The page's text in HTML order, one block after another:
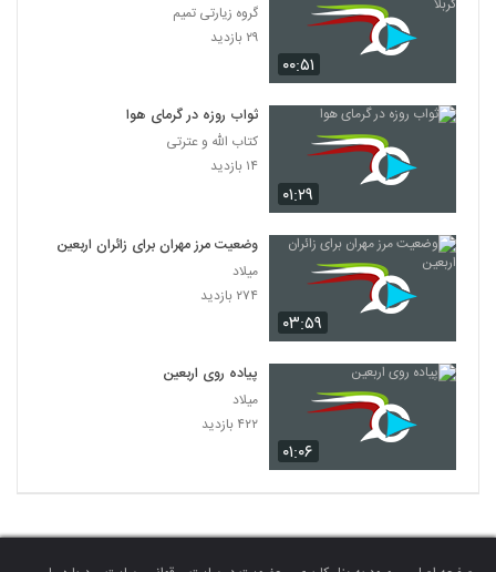
۰۰:۵۱
گروه زیارتی تمیم
۲۹ بازدید
۰۱:۲۹
ثواب روزه در گرمای هوا
کتاب الله و عترتی
۱۴ بازدید
۰۳:۵۹
وضعیت مرز مهران برای زائران اربعین
میلاد
۲۷۴ بازدید
۰۱:۰۶
پیاده روی اربعین
میلاد
۴۲۲ بازدید